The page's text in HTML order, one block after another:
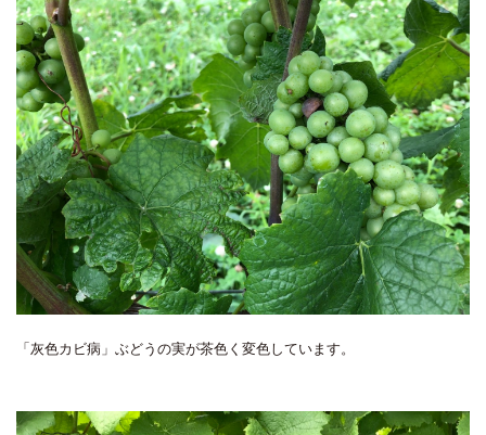
「灰色カビ病」ぶどうの実が茶色く変色しています。